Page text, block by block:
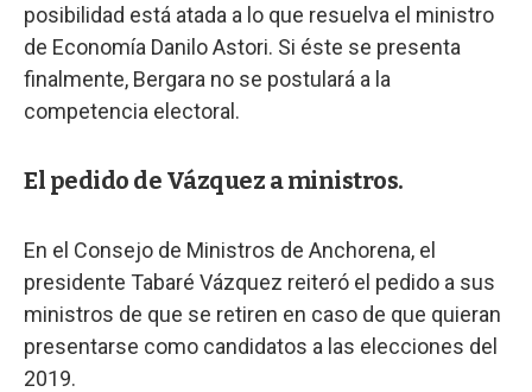
posibilidad está atada a lo que resuelva el ministro
de Economía Danilo Astori. Si éste se presenta
finalmente, Bergara no se postulará a la
competencia electoral.
El pedido de Vázquez a ministros.
En el Consejo de Ministros de Anchorena, el
presidente Tabaré Vázquez reiteró el pedido a sus
ministros de que se retiren en caso de que quieran
presentarse como candidatos a las elecciones del
2019.